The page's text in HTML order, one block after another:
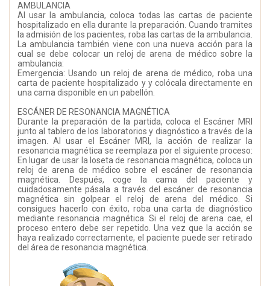
AMBULANCIA
Al usar la ambulancia, coloca todas las cartas de paciente
hospitalizado en ella durante la preparación. Cuando tramites
la admisión de los pacientes, roba las cartas de la ambulancia.
La ambulancia también viene con una nueva acción para la
cual se debe colocar un reloj de arena de médico sobre la
ambulancia:
Emergencia: Usando un reloj de arena de médico, roba una
carta de paciente hospitalizado y y colócala directamente en
una cama disponible en un pabellón.
ESCÁNER DE RESONANCIA MAGNÉTICA
Durante la preparación de la partida, coloca el Escáner MRI
junto al tablero de los laboratorios y diagnóstico a través de la
imagen. Al usar el Escáner MRI, la acción de realizar la
resonancia magnética se reemplaza por el siguiente proceso:
En lugar de usar la loseta de resonancia magnética, coloca un
reloj de arena de médico sobre el escáner de resonancia
magnética. Después, coge la cama del paciente y
cuidadosamente pásala a través del escáner de resonancia
magnética sin golpear el reloj de arena del médico. Si
consigues hacerlo con éxito, roba una carta de diagnóstico
mediante resonancia magnética. Si el reloj de arena cae, el
proceso entero debe ser repetido. Una vez que la acción se
haya realizado correctamente, el paciente puede ser retirado
del área de resonancia magnética.